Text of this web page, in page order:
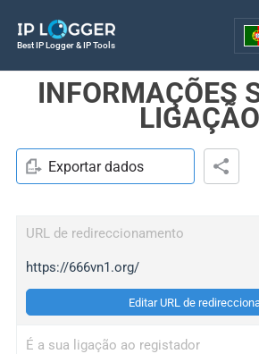
Best IP Logger & IP Tools
INFORMAÇÕES
LIGAÇÃO
Exportar dados
URL de redireccionamento
https://666vn1.org/
Editar URL de
É a sua ligação ao registador